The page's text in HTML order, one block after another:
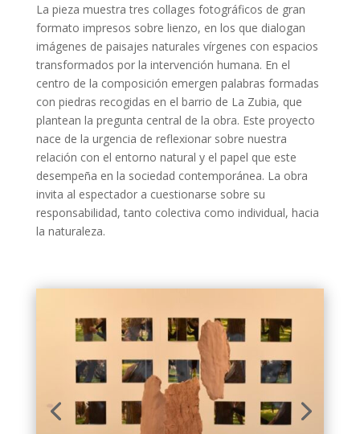
La pieza muestra tres collages fotográficos de gran
formato impresos sobre lienzo, en los que dialogan
imágenes de paisajes naturales vírgenes con espacios
transformados por la intervención humana. En el
centro de la composición emergen palabras formadas
con piedras recogidas en el barrio de La Zubia, que
plantean la pregunta central de la obra. Este proyecto
nace de la urgencia de reflexionar sobre nuestra
relación con el entorno natural y el papel que este
desempeña en la sociedad contemporánea. La obra
invita al espectador a cuestionarse sobre su
responsabilidad, tanto colectiva como individual, hacia
la naturaleza.